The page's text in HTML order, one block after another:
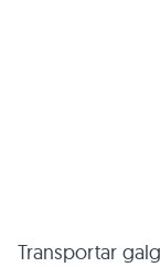
Transportar